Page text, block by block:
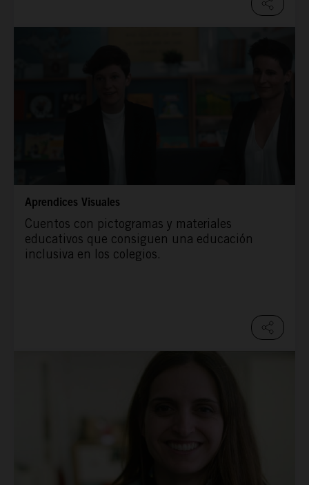
Aprendices Visuales
Cuentos con pictogramas y materiales
educativos que consiguen una educación
inclusiva en los colegios.